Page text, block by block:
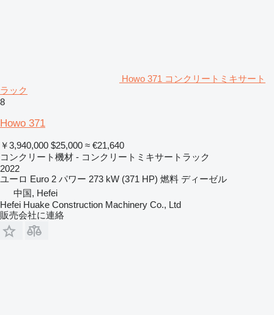
Howo 371 コンクリートミキサート
ラック
8
Howo 371
￥3,940,000 $25,000 ≈ €21,640
コンクリート機材 - コンクリートミキサートラック
2022
ユーロ Euro 2 パワー 273 kW (371 HP) 燃料 ディーゼル
中国, Hefei
Hefei Huake Construction Machinery Co., Ltd
販売会社に連絡